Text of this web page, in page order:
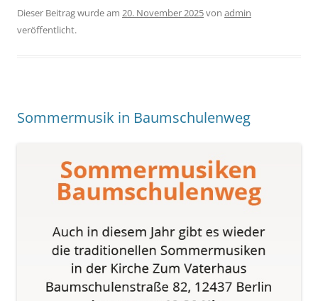
Dieser Beitrag wurde am 20. November 2025von admin
veröffentlicht.
Sommermusik in Baumschulenweg